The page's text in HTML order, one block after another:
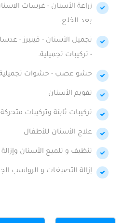
زراعة الأسنان - غرسات
بعد الخلع.
تجميل الأسنان - ڤينيرز -
- تركيبات تجميلية.
حشو عصب - حشوات
تقويم الأسنان
تركيبات ثابتة وتركيبات متحركة
علاج الأسنان للأطفال
تنظيف و تلميع الأسنان وإزالة
إزالة التصبغات و الرواسب